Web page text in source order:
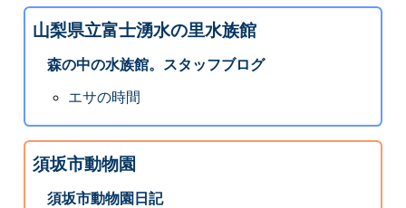
山梨県立富士湧水の里水族館
森の中の水族館。スタッフブログ
エサの時間
須坂市動物園
須坂市動物園日記